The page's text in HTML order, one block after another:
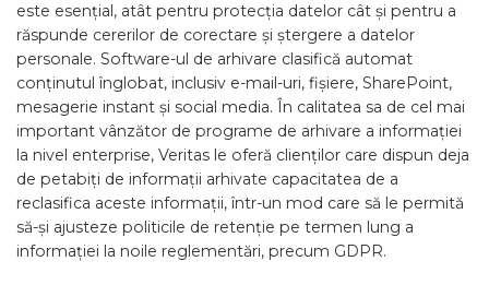
este esențial, atât pentru protecția datelor cât și pentru a
răspunde cererilor de corectare și ștergere a datelor
personale. Software-ul de arhivare clasifică automat
conținutul înglobat, inclusiv e-mail-uri, fișiere, SharePoint,
mesagerie instant și social media. În calitatea sa de cel mai
important vânzător de programe de arhivare a informației
la nivel enterprise, Veritas le oferă clienților care dispun deja
de petabiți de informații arhivate capacitatea de a
reclasifica aceste informații, într-un mod care să le permită
să-și ajusteze politicile de retenție pe termen lung a
informației la noile reglementări, precum GDPR.